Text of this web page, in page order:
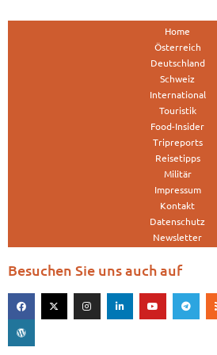
Home
Österreich
Deutschland
Schweiz
International
Touristik
Food-Insider
Tripreports
Reisetipps
Militär
Impressum
Kontakt
Datenschutz
Newsletter
Besuchen Sie uns auch auf